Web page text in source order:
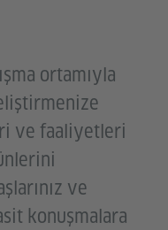
ortamıyla
ve faaliyetleri
ve
konuşmalara